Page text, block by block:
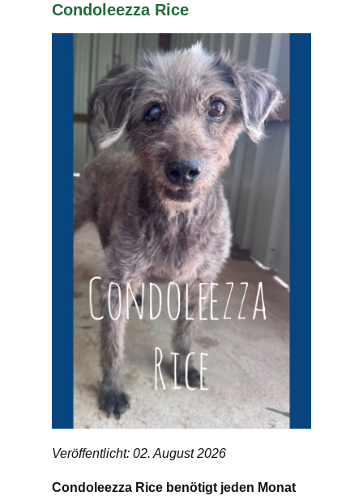
Condoleezza Rice
Veröffentlicht: 02. August 2026
Condoleezza Rice benötigt jeden Monat